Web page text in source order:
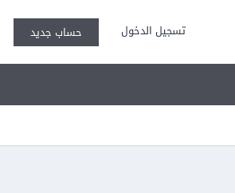
تسجيل الدخول حساب جديد